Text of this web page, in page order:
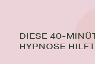
DIESE 40-
HYPNOSE